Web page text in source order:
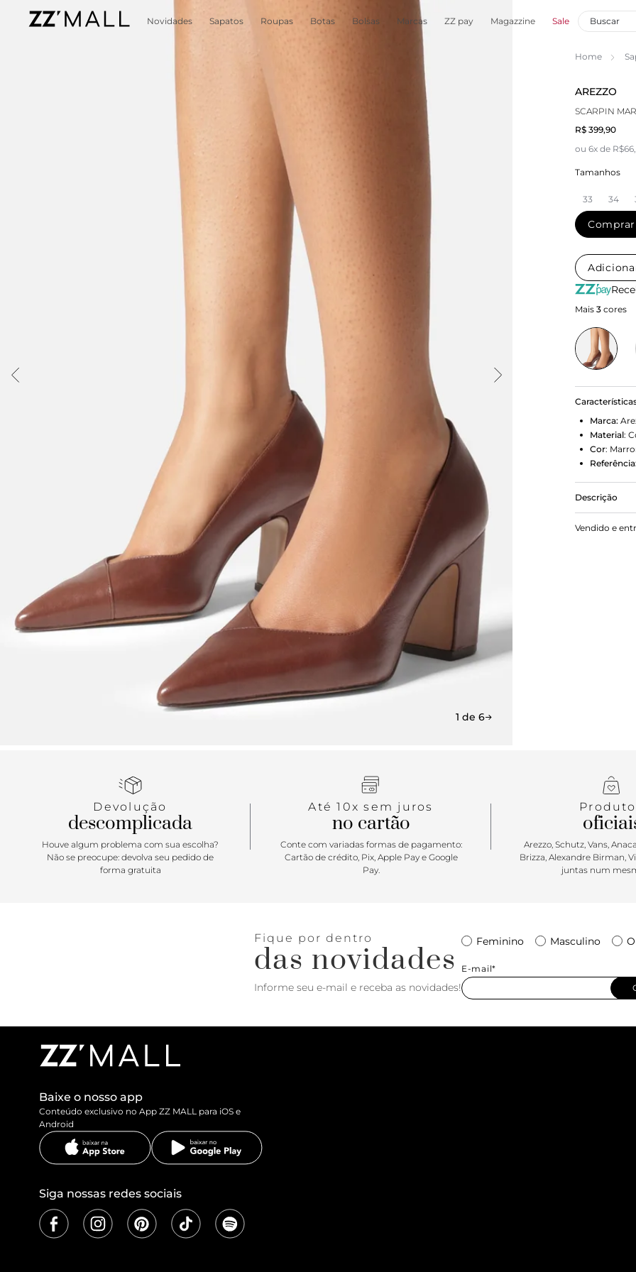
Novidades Sapatos Roupas Botas Bolsas Marcas ZZ pay Magazzine Sale
1 de 6
Home
AREZZO
SCARPIN
R$ 399,90
ou 6x de
Tamanhos
33 34
Comprar
Mais 3 cores
Marca:
Material:
Cor:
Referência:
Descrição
Scarpin
forrado e
Vendido e
Devolução
descomplicada
Houve algum problema com sua escolha?
Não se preocupe: devolva seu pedido de
forma gratuita
Até 10x sem juros
no cartão
Conte com variadas formas de pagamento:
Cartão de crédito, Pix, Apple Pay e Google
Pay.
Arezzo, Schutz, Vans,
Brizza, Alexandre Birman,
juntas num
Fique por dentro
das novidades
Informe seu e-mail e receba as novidades!
Feminino Masculino
E-mail*
Baixe o nosso app
Conteúdo exclusivo no App ZZ MALL para iOS e
Android
Siga nossas redes sociais